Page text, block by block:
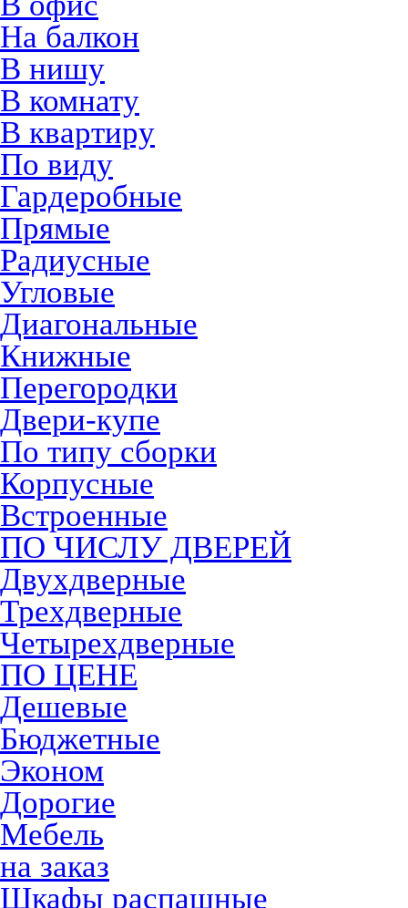
На балкон
В нишу
В комнату
В квартиру
По виду
Гардеробные
Прямые
Радиусные
Угловые
Диагональные
Книжные
Перегородки
Двери-купе
По типу сборки
Корпусные
Встроенные
ПО ЧИСЛУ ДВЕРЕЙ
Двухдверные
Трехдверные
Четырехдверные
ПО ЦЕНЕ
Дешевые
Бюджетные
Эконом
Дорогие
Мебель
на заказ
Шкафы распашные